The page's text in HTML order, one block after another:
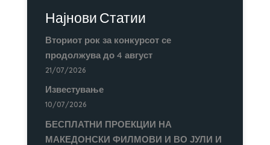
Најнови Статии
Вториот рок за конкурсот се
продолжува до 4 август
21/07/2026
Известување
10/07/2026
БЕСПЛАТНИ ПРОЕКЦИИ НА
МАКЕДОНСКИ ФИЛМОВИ И ВО ЈУЛИ И